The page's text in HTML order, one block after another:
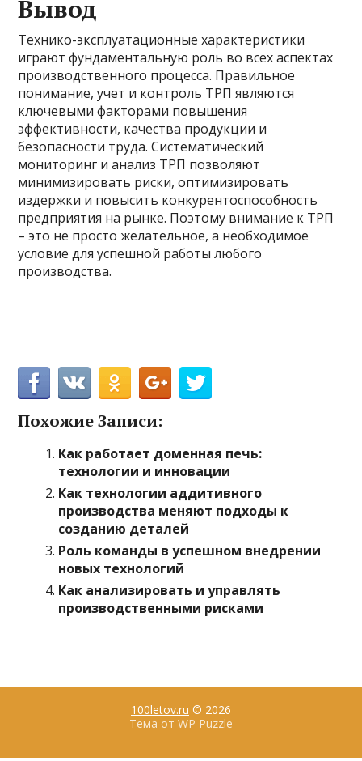
Вывод
Технико-эксплуатационные характеристики
играют фундаментальную роль во всех аспектах
производственного процесса. Правильное
понимание, учет и контроль ТРП являются
ключевыми факторами повышения
эффективности, качества продукции и
безопасности труда. Систематический
мониторинг и анализ ТРП позволяют
минимизировать риски, оптимизировать
издержки и повысить конкурентоспособность
предприятия на рынке. Поэтому внимание к ТРП
– это не просто желательное, а необходимое
условие для успешной работы любого
производства.
Похожие Записи:
Как работает доменная печь:
технологии и инновации
Как технологии аддитивного
производства меняют подходы к
созданию деталей
Роль команды в успешном внедрении
новых технологий
Как анализировать и управлять
производственными рисками
100letov.ru © 2026
Тема от WP Puzzle